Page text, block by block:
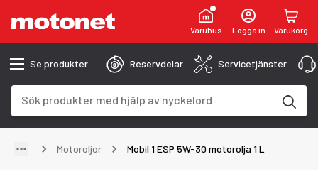
Varuhus Logga in Varukorg
Se produkter Reservdelar Servicetjänster
Motoroljor Mobil 1 ESP 5W-30 motorolja 1 L